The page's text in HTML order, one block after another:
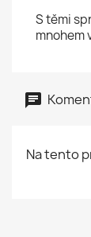
S těmi
mnohem
Na tento